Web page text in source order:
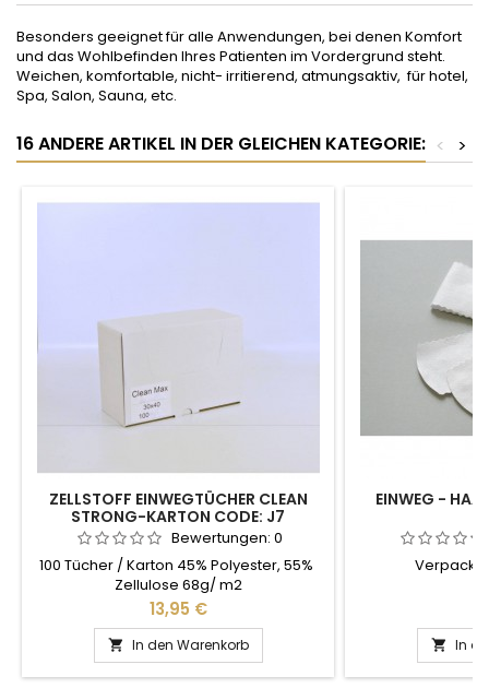
Besonders geeignet für alle Anwendungen, bei denen Komfort
und das Wohlbefinden Ihres Patienten im Vordergrund steht.
Weichen, komfortable, nicht- irritierend, atmungsaktiv, für hotel,
Spa, Salon, Sauna, etc.
16 ANDERE ARTIKEL IN DER GLEICHEN KATEGORIE: >
<
ZELLSTOFF EINWEGTÜCHER CLEAN
STRONG-KARTON CODE: J7
Bewertungen: 0
100 Tücher / Karton 45% Polyester, 55%
Zellulose 68g/ m2
Preis
13,95 €
 In den Warenkorb
EINWEG -
 In